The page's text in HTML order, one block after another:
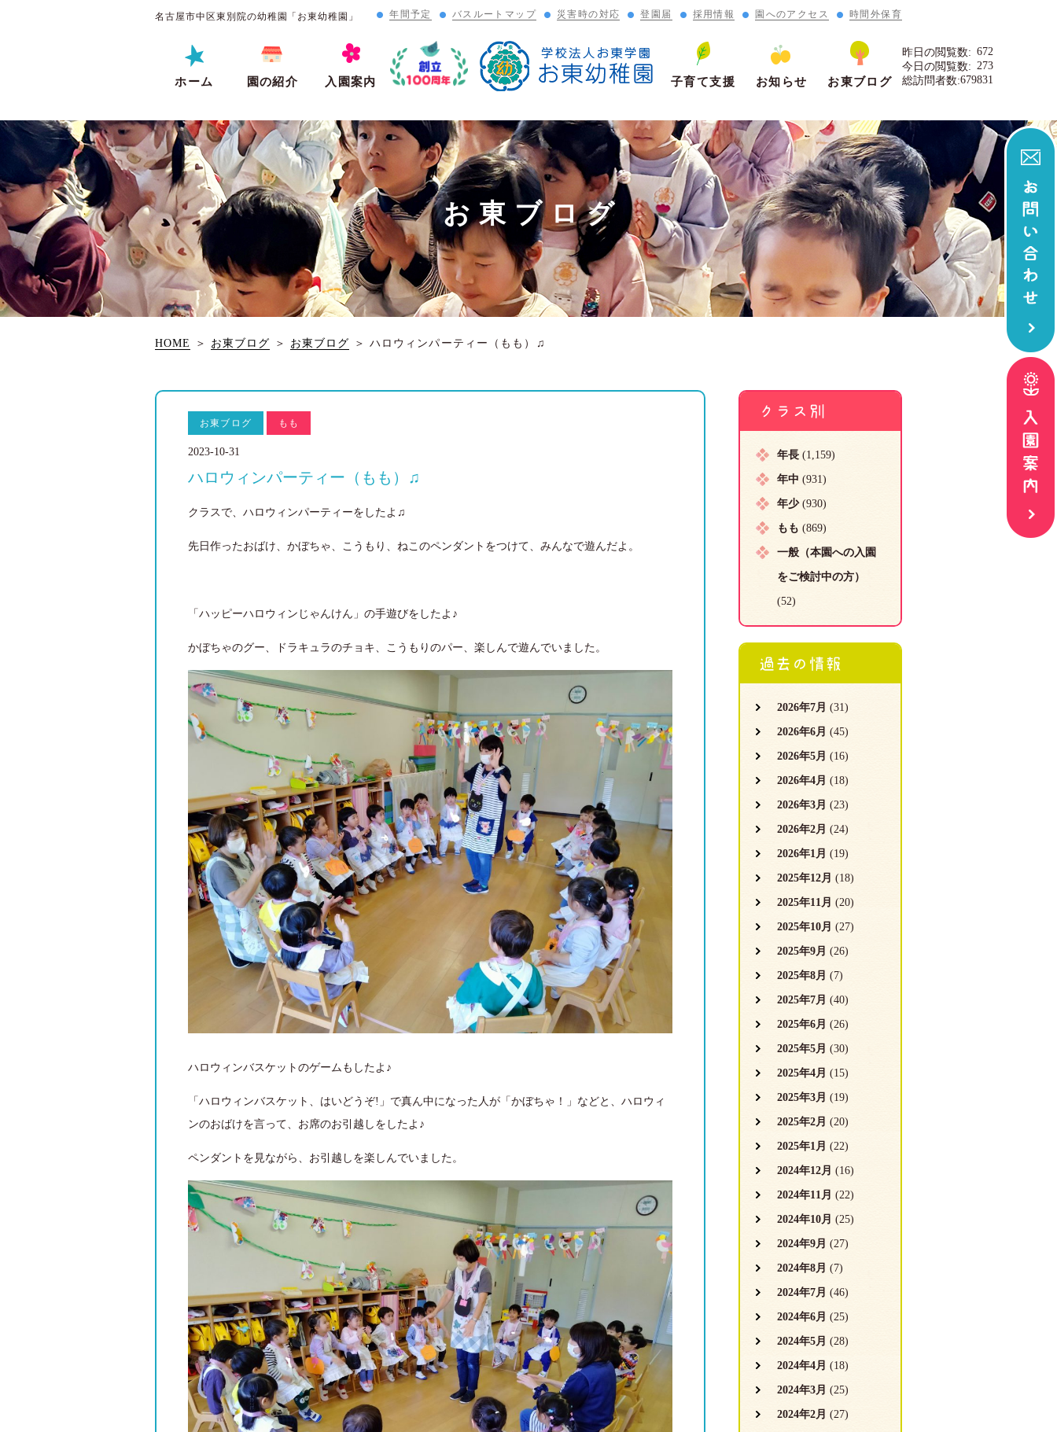
名古屋市中区東別院の幼稚園「お東幼稚園」 年間予定 バスルートマップ 災害時の対応 登園届 採用情報 園へのアクセス 時間外保育
ホーム 園の紹介 入園案内 子育て支援 お知らせ お東ブログ
672
昨日の閲覧数:
273
今日の閲覧数:
679831
総訪問者数:
お東ブログ
HOME ＞ お東ブログ ＞ お東ブログ ＞ ハロウィンパーティー（もも）♫
お東ブログ もも
2023-10-31
ハロウィンパーティー（もも）♫
クラスで、ハロウィンパーティーをしたよ♫
先日作ったおばけ、かぼちゃ、こうもり、ねこのペンダントをつけて、みんなで遊んだよ。
「ハッピーハロウィンじゃんけん」の手遊びをしたよ♪
かぼちゃのグー、ドラキュラのチョキ、こうもりのパー、楽しんで遊んでいました。
ハロウィンバスケットのゲームもしたよ♪
「ハロウィンバスケット、はいどうぞ!」で真ん中になった人が「かぼちゃ！」などと、ハロウィ
ンのおばけを言って、お席のお引越しをしたよ♪
ペンダントを見ながら、お引越しを楽しんでいました。
クラス別
年長 (1,159)
年中 (931)
年少(930)
もも (869)
一般（本園への入園
をご検討中の方）
(52)
過去の情報
2026年7月 (31)
2026年6月 (45)
2026年5月 (16)
2026年4月 (18)
2026年3月 (23)
2026年2月 (24)
2026年1月 (19)
2025年12月 (18)
2025年11月 (20)
2025年10月 (27)
2025年9月 (26)
2025年8月 (7)
2025年7月 (40)
2025年6月 (26)
2025年5月 (30)
2025年4月 (15)
2025年3月 (19)
2025年2月 (20)
2025年1月 (22)
2024年12月 (16)
2024年11月 (22)
2024年10月 (25)
2024年9月 (27)
2024年8月 (7)
2024年7月 (46)
2024年6月 (25)
2024年5月 (28)
2024年4月 (18)
2024年3月 (25)
2024年2月 (27)